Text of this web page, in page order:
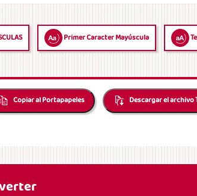
Primer Caracter Mayúscula
Copiar al Portapapeles Descargar el archivo